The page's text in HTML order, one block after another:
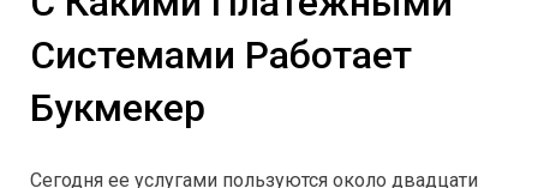
Системами Работает
Букмекер
Сегодня ее услугами пользуются около двадцати